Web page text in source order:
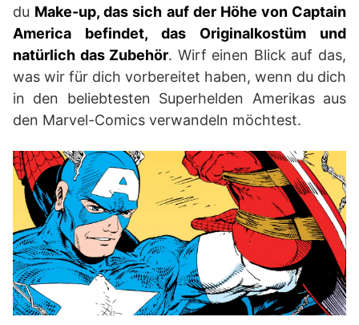
du Make-up, das sich auf der Höhe von Captain
America befindet, das Originalkostüm und
natürlich das Zubehör. Wirf einen Blick auf das,
was wir für dich vorbereitet haben, wenn du dich
in den beliebtesten Superhelden Amerikas aus
den Marvel-Comics verwandeln möchtest.